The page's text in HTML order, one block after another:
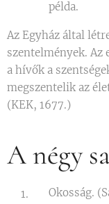
példa.
Az Egyház által
szentelmények. Az
a hívők a
megszentelik az
(KEK, 1677.)
A négy
Okosság.